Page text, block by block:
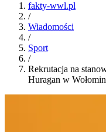
fakty-wwl.pl
/
Wiadomości
/
Sport
/
Rekrutacja na
Huragan w